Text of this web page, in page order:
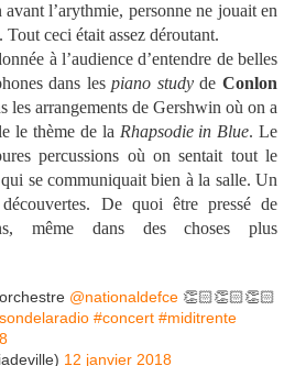
avant l’arythmie, personne ne jouait en
Tout ceci était assez déroutant.
à l’audience d’entendre de belles
dans lespiano studydeConlon
les arrangements de Gershwin où on a
le thème de la Rhapsodie in Blue. Le
percussions où on sentait tout le
se communiquait bien à la salle. Un
De quoi être pressé de
même dans des choses plus
@nationaldefce 👏🏻👏🏻👏🏻
#concert #miditrente
12 janvier 2018